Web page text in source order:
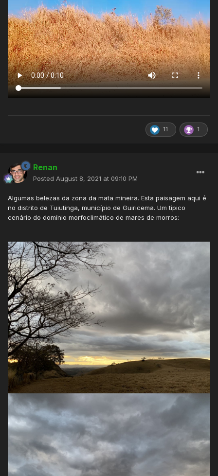
11 1
Renan
Posted August 8, 2021 at 09:10 PM
Algumas belezas da zona da mata mineira. Esta paisagem aqui é
no distrito de Tuiutinga, município de Guiricema. Um típico
cenário do domínio morfoclimático de mares de morros: